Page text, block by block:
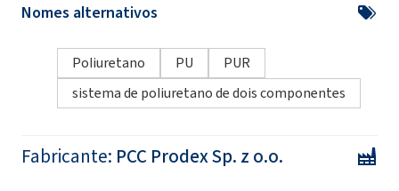
Nomes alternativos
Poliuretano PU
PUR
sistema de poliuretano de dois componentes
Fabricante: PCC Prodex Sp. z o.o.